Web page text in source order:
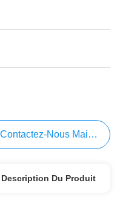
Contactez-Nous Maintenant
Description Du Produit